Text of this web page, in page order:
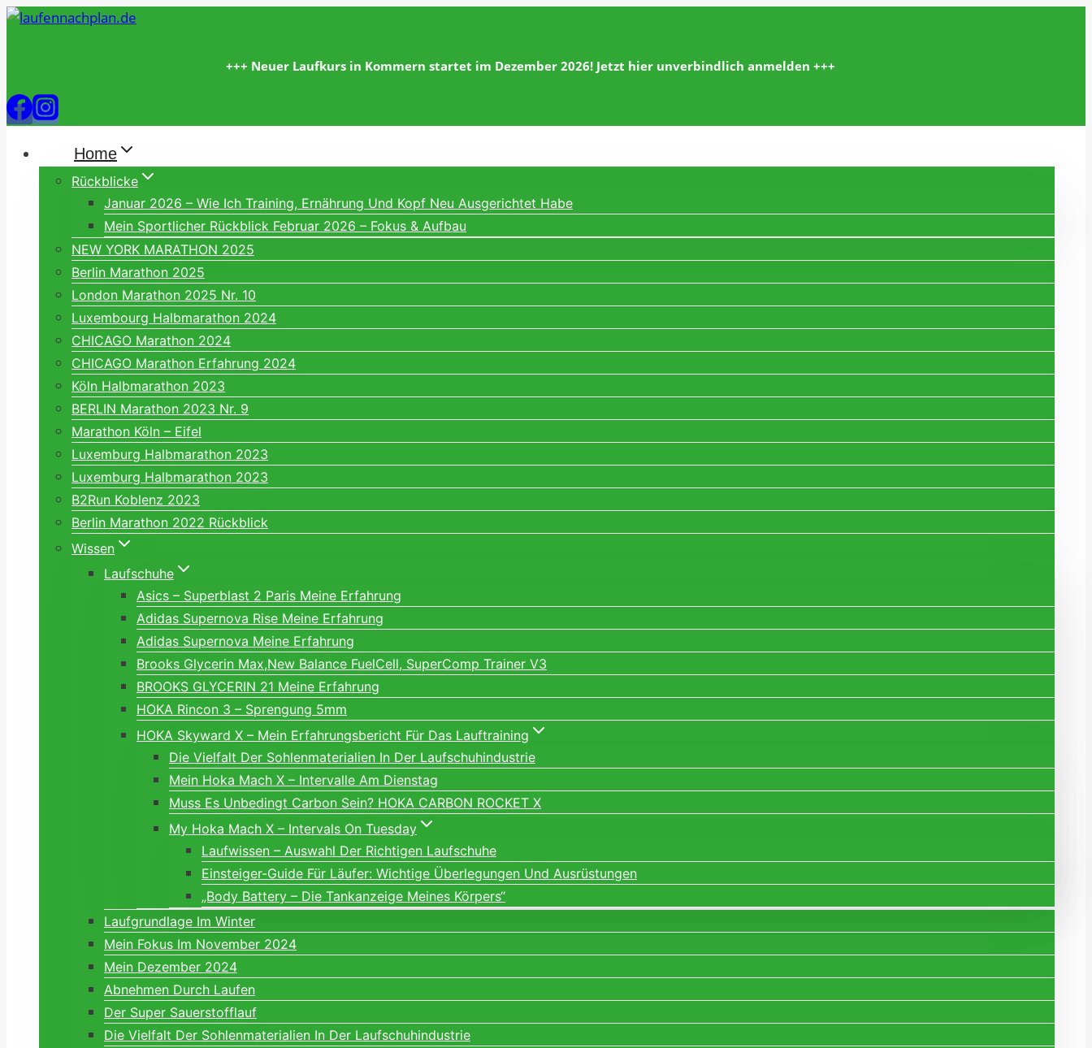
Zum
+++ Neuer Laufkurs in Kommern startet im Dezember 2026! Jetzt hier unverbindlich anmelden +++
Home
Rückblicke
Januar 2026 – Wie Ich Training, Ernährung Und Kopf Neu Ausgerichtet Habe
Mein Sportlicher Rückblick Februar 2026 – Fokus & Aufbau
NEW YORK MARATHON 2025
Berlin Marathon 2025
London Marathon 2025 Nr. 10
Luxembourg Halbmarathon 2024
CHICAGO Marathon 2024
CHICAGO Marathon Erfahrung 2024
Köln Halbmarathon 2023
BERLIN Marathon 2023 Nr. 9
Marathon Köln – Eifel
Luxemburg Halbmarathon 2023
Luxemburg Halbmarathon 2023
B2Run Koblenz 2023
Berlin Marathon 2022 Rückblick
Wissen
Laufschuhe
Asics – Superblast 2 Paris Meine Erfahrung
Adidas Supernova Rise Meine Erfahrung
Adidas Supernova Meine Erfahrung
Brooks Glycerin Max,New Balance FuelCell, SuperComp Trainer V3
BROOKS GLYCERIN 21 Meine Erfahrung
HOKA Rincon 3 – Sprengung 5mm
HOKA Skyward X – Mein Erfahrungsbericht Für Das Lauftraining
Die Vielfalt Der Sohlenmaterialien In Der Laufschuhindustrie
Mein Hoka Mach X – Intervalle Am Dienstag
Muss Es Unbedingt Carbon Sein? HOKA CARBON ROCKET X
My Hoka Mach X – Intervals On Tuesday
Laufwissen – Auswahl Der Richtigen Laufschuhe
Einsteiger-Guide Für Läufer: Wichtige Überlegungen Und Ausrüstungen
„Body Battery – Die Tankanzeige Meines Körpers“
Laufgrundlage Im Winter
Mein Fokus Im November 2024
Mein Dezember 2024
Abnehmen Durch Laufen
Der Super Sauerstofflauf
Die Vielfalt Der Sohlenmaterialien In Der Laufschuhindustrie